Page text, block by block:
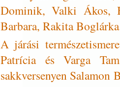
Dominik, Valki Ákos,
Barbara, Rakita
A járási
Patrícia és Varga
sakkversenyen Salamon